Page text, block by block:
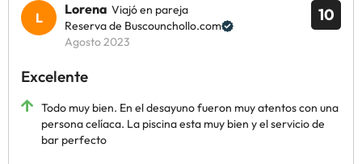
10
Lorena Viajó en pareja
Reserva de Buscounchollo.com
Agosto 2023
Excelente
Todo muy bien. En el desayuno fueron muy atentos con una
persona celíaca. La piscina esta muy bien y el servicio de
bar perfecto